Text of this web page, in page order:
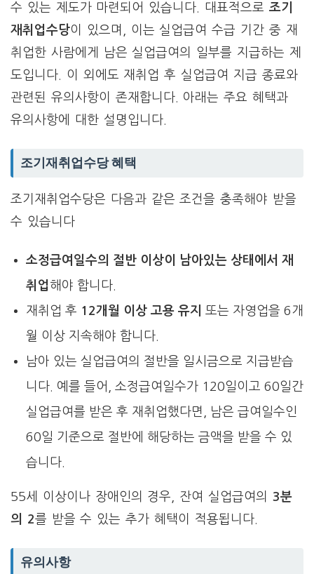
수 있는 제도가 마련되어 있습니다. 대표적으로 조기
재취업수당이 있으며, 이는 실업급여 수급 기간 중 재
취업한 사람에게 남은 실업급여의 일부를 지급하는 제
도입니다. 이 외에도 재취업 후 실업급여 지급 종료와
관련된 유의사항이 존재합니다. 아래는 주요 혜택과
유의사항에 대한 설명입니다.
조기재취업수당 혜택
조기재취업수당은 다음과 같은 조건을 충족해야 받을
수 있습니다
소정급여일수의 절반 이상이 남아있는 상태에서 재
취업 해야 합니다.
재취업 후 12개월 이상 고용 유지 또는 자영업을 6개
월 이상 지속해야 합니다.
남아 있는 실업급여의 절반을 일시금으로 지급받습
니다. 예를 들어, 소정급여일수가 120일이고 60일간
실업급여를 받은 후 재취업했다면, 남은 급여일수인
60일 기준으로 절반에 해당하는 금액을 받을 수 있
습니다.
55세 이상이나 장애인의 경우, 잔여 실업급여의 3분
의 2를 받을 수 있는 추가 혜택이 적용됩니다.
유의사항